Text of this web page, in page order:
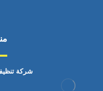
شركة تنظيف